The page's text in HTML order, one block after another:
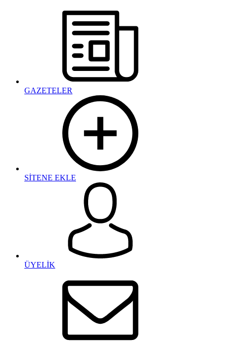
GAZETELER
SİTENE EKLE
ÜYELİK